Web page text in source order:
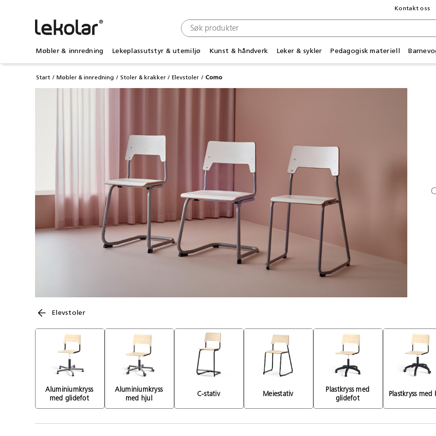
Møbler & innredning Lekeplassutstyr & utemiljø Kunst & håndverk Leker & sykler Pedagogisk materiell
Kontakt oss
Start Møbler & innredning Stoler & krakker Elevstoler Como
Elevstoler
Aluminiumkryss
med glidefot
Aluminiumkryss
med hjul
C-stativ Meiestativ
Plastkryss med
glidefot
Plastkryss